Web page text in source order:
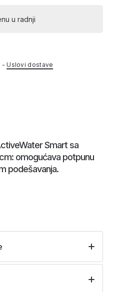
u radnji
-Uslovi dostave
Smart sa
omogućava potpunu
podešavanja.